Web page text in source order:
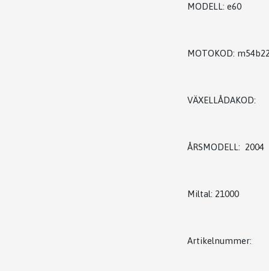
MODELL: e60
MOTOKOD:
VÄXELLÅDAKOD:
ÅRSMODELL: 2004
Miltal: 21000
Artikelnummer: